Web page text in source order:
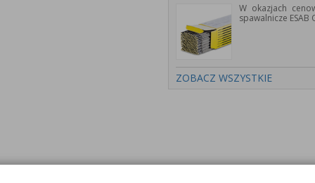
W okazjach
spawalnicze ESAB
ZOBACZ WSZYSTKIE